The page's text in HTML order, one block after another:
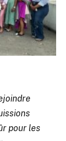
pour les